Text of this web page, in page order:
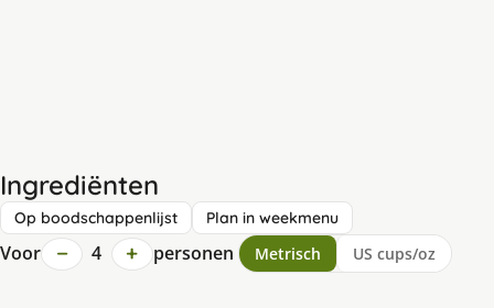
Ingrediënten
Op boodschappenlijst Plan in weekmenu
Voor − 4 + personen Metrisch US cups/oz